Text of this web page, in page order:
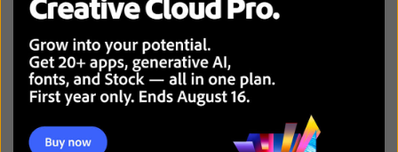
ADOBE PHOTOSHOP CS3